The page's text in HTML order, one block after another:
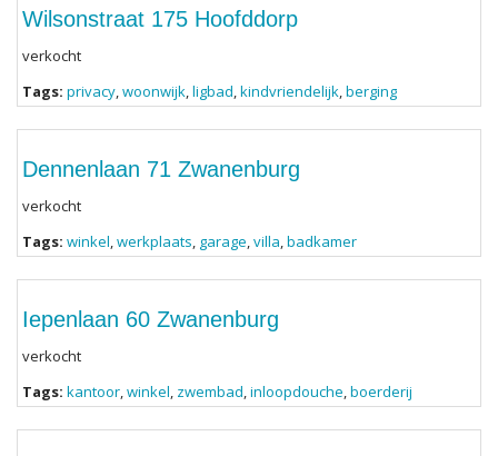
Wilsonstraat 175 Hoofddorp
verkocht
Tags: privacy,woonwijk,ligbad,kindvriendelijk,berging
Dennenlaan 71 Zwanenburg
verkocht
Tags: winkel,werkplaats, garage,villa,badkamer
Iepenlaan 60 Zwanenburg
verkocht
Tags: kantoor,winkel, zwembad,inloopdouche,boerderij